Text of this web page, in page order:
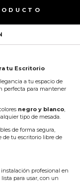
tu Escritorio
a tu espacio de
perfecta para mantener
negro y blanco,
tipo de mesada.
de forma segura,
tu escritorio libre de
instalación profesional en
para usar, con un